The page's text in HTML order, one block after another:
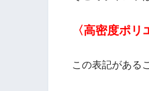
〈高密度ポリ
この表記がある